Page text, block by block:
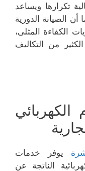
تكرارها ويساعد
الصيانة الدورية
الكفاءة المثلى،
من التكاليف
يوفر خدمات
الناتجة عن